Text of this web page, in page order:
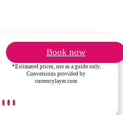
Book now
*Estimated prices, use as a guide only.
Conversions provided by
currencylayer.com